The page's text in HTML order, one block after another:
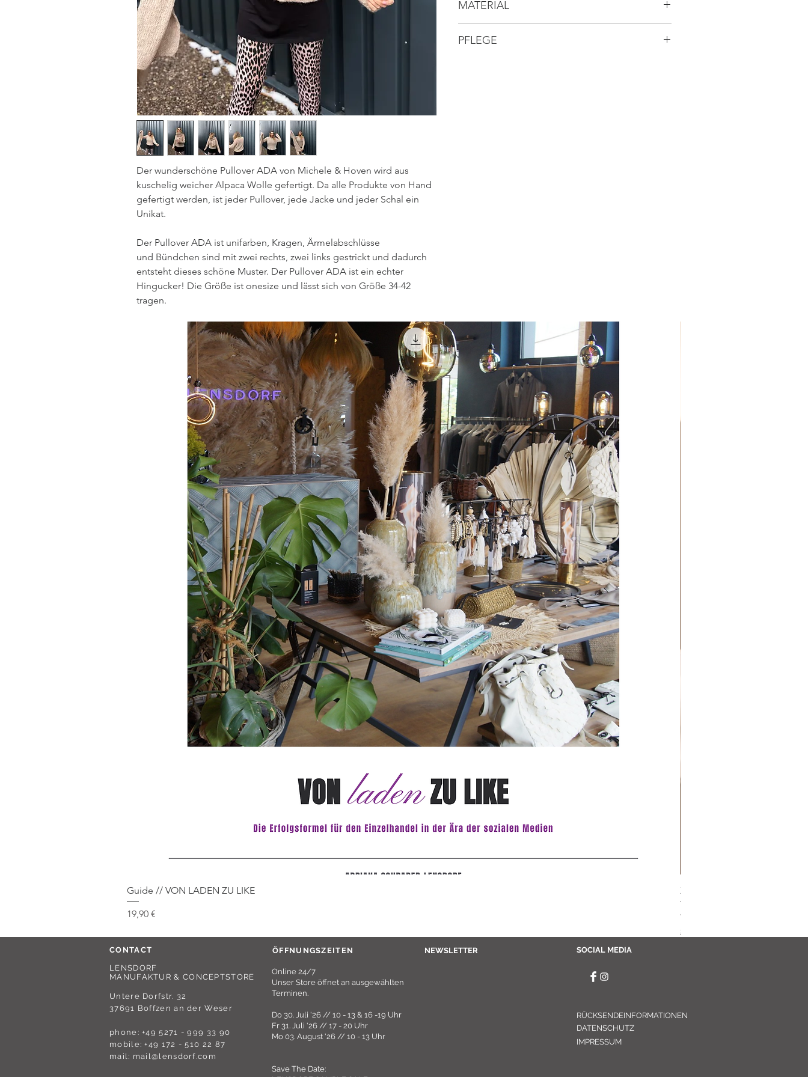
Der wunderschöne Pullover ADA von Michele & Hoven wird aus
kuschelig weicher Alpaca Wolle gefertigt. Da alle Produkte von Hand
gefertigt werden, ist jeder Pullover, jede Jacke und jeder Schal ein
Unikat.
Der Pullover ADA ist unifarben, Kragen, Ärmelabschlüsse
und Bündchen sind mit zwei rechts, zwei links gestrickt und dadurch
entsteht dieses schöne Muster. Der Pullover ADA ist ein echter
Hingucker! Die Größe ist onesize und lässt sich von Größe 34-42
tragen.
// langarm
// Brand: Michele & Hoven
// Größe 34 - 42
MATERIAL
ist hypoallergen)
PFLEGE
Guide // VON LADEN ZU LIKE
Preis
19,90 €
XL Mikado Diffuser // Amber
Preis
48,00 €
zzgl. Versand
CONTACT
LENSDORF
MANUFAKTUR & CONCEPTSTORE
Untere Dorfstr. 32
37691 Boffzen an der Weser
phone: +49 5271 - 999 33 90
mobile: +49 172 - 510 22 87
mail: mail@lensdorf.com
ÖFFNUNGSZEITEN
Online 24/7
Unser Store öffnet an ausgewählten
Terminen.
Do 30. Juli '26 // 10 - 13 & 16 -19 Uhr
Fr 31. Juli '26 // 17 - 20 Uhr
Mo 03. August '26 // 10 - 13 Uhr
Save The Date:
NEWSLETTER SOCIAL MEDIA
RÜCKSENDEINFORMATIONEN
DATENSCHUTZ
IMPRESSUM